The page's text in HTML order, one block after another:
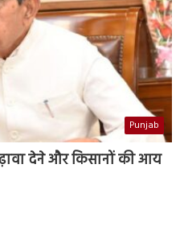
Punjab
देने और किसानों की आय